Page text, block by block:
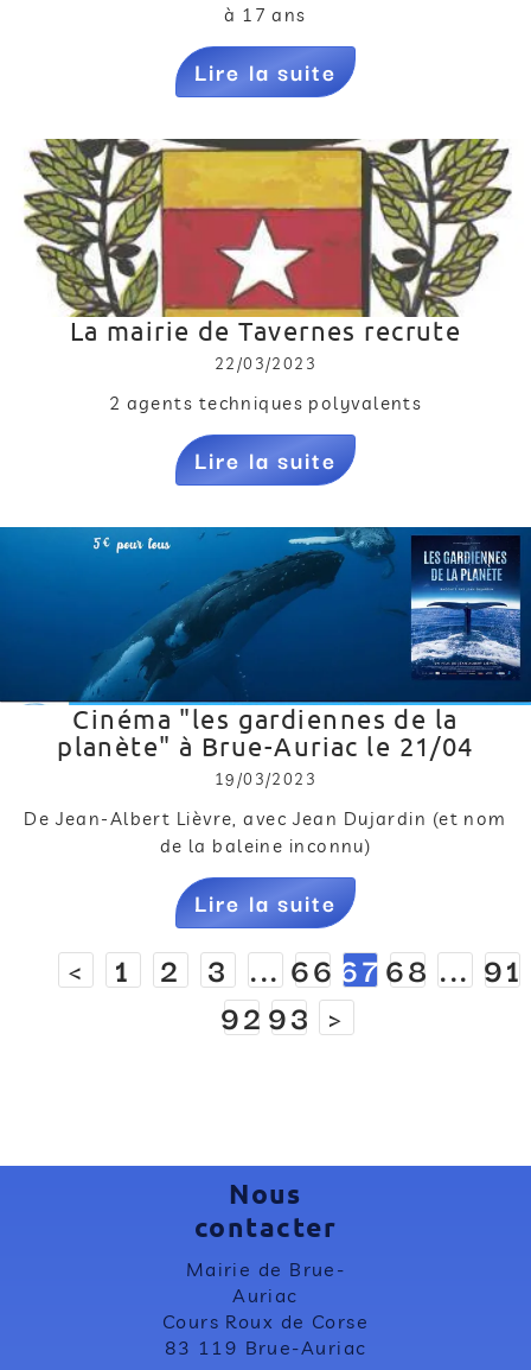
à 17 ans
Lire la suite
La mairie de Tavernes recrute
22/03/2023
2 agents techniques polyvalents
Lire la suite
Cinéma "les gardiennes de la
planète" à Brue-Auriac le 21/04
19/03/2023
De Jean-Albert Lièvre, avec Jean Dujardin (et nom
de la baleine inconnu)
Lire la suite
< 1 2 3 ... 66 6768 ... 91
92 93 >
Nous
contacter
Mairie de Brue-
Auriac
Cours Roux de Corse
83 119 Brue-Auriac